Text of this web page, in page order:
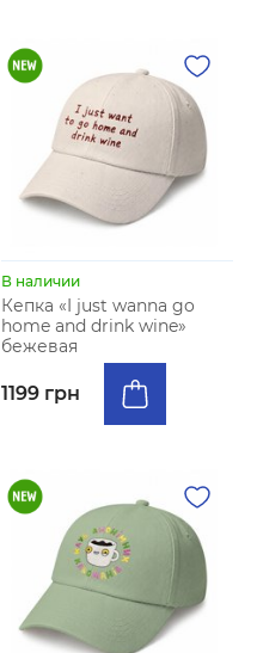
В наличии
Кепка «I just wanna go
home and drink wine»
бежевая
1199 грн